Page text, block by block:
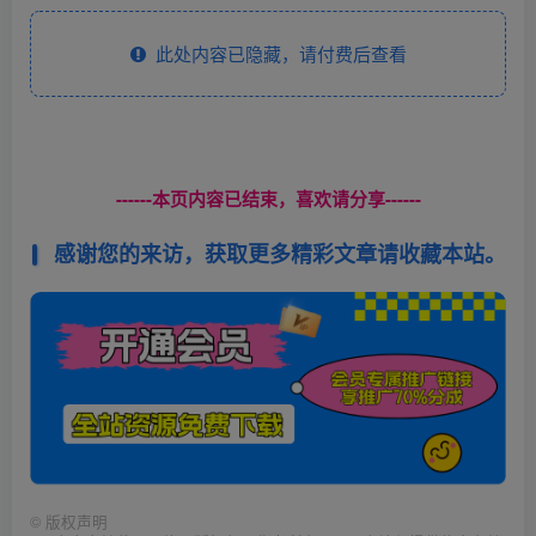
此处内容已隐藏，请付费后查看
------本页内容已结束，喜欢请分享------
感谢您的来访，获取更多精彩文章请收藏本站。
© 版权声明